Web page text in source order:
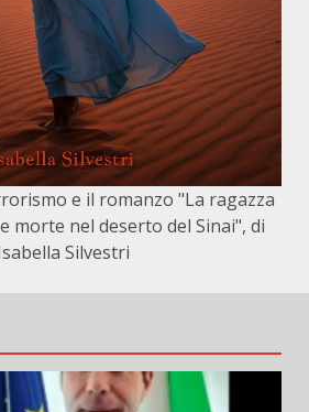
e il romanzo "La ragazza
morte nel deserto del Sinai", di
Silvestri